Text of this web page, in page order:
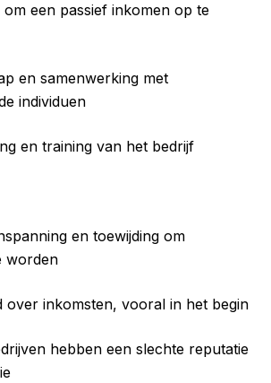
om een passief inkomen op te
en samenwerking met
individuen
en training van het bedrijf
en toewijding om
worden
over inkomsten, vooral in het begin
hebben een slechte reputatie